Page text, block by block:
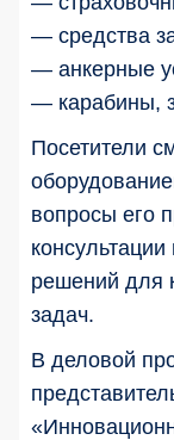
— средства
— анкерные
— карабины,
Посетители
вопросы его
решений для
задач.
В деловой